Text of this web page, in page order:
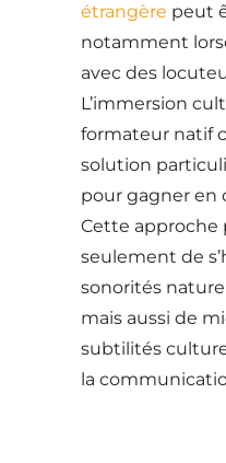
étrangère peut
notamment
avec des
L’immersion
formateur natif
solution
pour gagner en
Cette approche
seulement de
sonorités
mais aussi de
subtilités
la